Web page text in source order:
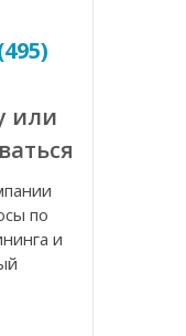
или
по
и